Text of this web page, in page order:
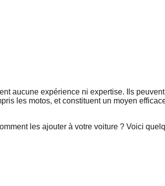
aucune expérience ni expertise. Ils
les motos, et constituent un moyen
les ajouter à votre voiture ? Voici